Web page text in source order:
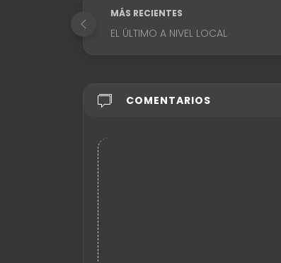
MÁS RECIENTES
EL ÚLTIMO A NIVEL LOCAL
COMENTARIOS